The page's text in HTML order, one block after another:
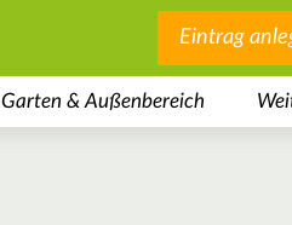
Eintrag
Garten & Außenbereich